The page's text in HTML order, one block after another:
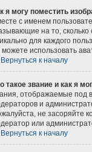
я могу поместить
с именем
на то,
для каждого
можете использовать
Вернуться к началу
такое звание и как я
отображаемые под
и
не засоряйте
или
Вернуться к началу